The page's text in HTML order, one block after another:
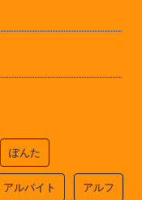
ぽんた
アルバイト アルフ